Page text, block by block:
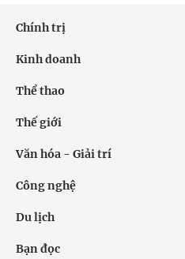
Chính trị
Kinh doanh
Thể thao
Thế giới
Văn hóa - Giải trí
Công nghệ
Du lịch
Bạn đọc